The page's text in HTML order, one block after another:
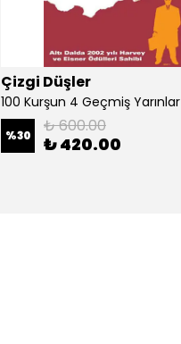
Çizgi Düşler
100 Kurşun 4 Geçmiş Yarınlar
%30 ₺ 600.00
₺ 420.00